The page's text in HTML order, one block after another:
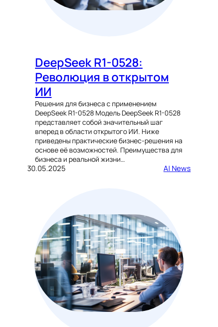
DeepSeek R1-0528:
Революция в открытом
ИИ
Решения для бизнеса с применением
DeepSeek R1-0528 Модель DeepSeek R1-0528
представляет собой значительный шаг
вперед в области открытого ИИ. Ниже
приведены практические бизнес-решения на
основе её возможностей. Преимущества для
бизнеса и реальной жизни…
30.05.2025 AI News